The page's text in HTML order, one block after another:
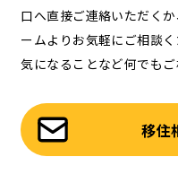
口へ直接ご連絡いただく
ームよりお気軽にご相談
気になることなど何でもご
移住